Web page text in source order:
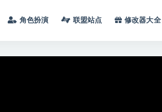
角色扮演 联盟站点 修改器大全